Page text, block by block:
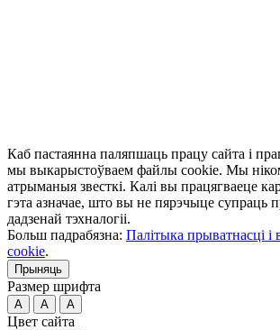
Каб пастаянна паляпшаць працу сайта і
мы выкарыстоўваем файлы cookie. Мы
атрыманыя звесткі. Калі вы працягваеце
гэта азначае, што вы не пярэчыце супраць
дадзенай тэхналогіі.
Больш падрабязна: Палітыка прыватнасці і
cookie.
Прыняць
Размер шрифта
A A A
Цвет сайта